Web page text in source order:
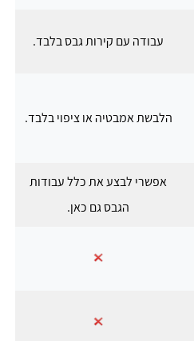
עבודה עם קירות גבס בלבד.
הלבשת אמבטיה או ציפוי בלבד.
אפשרי לבצע את כלל עבודות
הגבס גם כאן.